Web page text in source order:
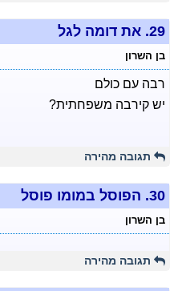
29. את דומה לגל
בן השרון
רבה עם כולם
יש קירבה משפחתית?
תגובה מהירה
30. הפוסל במומו פוסל
בן השרון
תגובה מהירה